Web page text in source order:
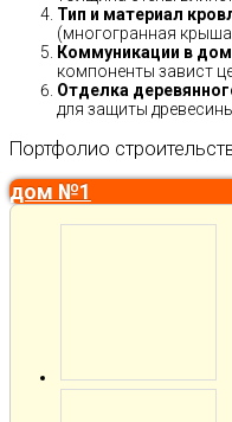
Тип и материал
(многогранная
Коммуникации в
компоненты завист
Отделка
для защиты
Портфолио
дом №1